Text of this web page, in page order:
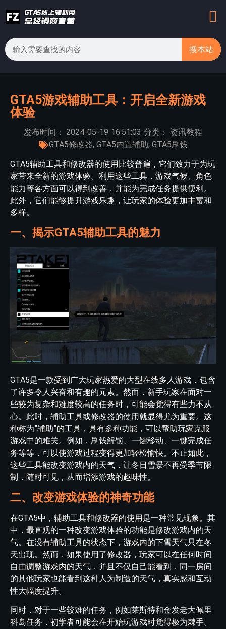
搜本站
GTA5游戏辅助工具：开启全新游戏
体验
发布时间： 2024-05-19 16:51:03 分类：
资讯教程
GTA5修改器, GTA5内置辅助, GTA5刷钱
GTA5辅助工具和修改器的使用比较普遍，它们致力于为玩
家带来全新的游戏体验。利用这些工具，游戏气候、角色
能力等各方面可以得到改善，并能为完成任务提供便利。
此外，它们能够提升游戏乐趣，让玩家的体验更加丰富和
多样。
一、揭示GTA5辅助工具的魅力
GTA5是一款受到广大玩家热爱的大型在线多人游戏，包含
了许多令人兴奋和有趣的元素。然而，新手玩家在面对一
些较为复杂和难度较高的任务时，可能会觉得有些力不从
心。此时，辅助工具或修改器的使用就显得尤为重要。这
种称为”辅助”的工具，具有多种功能，可以帮助玩家克服
游戏中的难关。例如，刷钱解锁、一键移动、一键完成任
务等等，可以使游戏过程变得更加轻松愉快。不止如此，
这些工具能改变游戏内的天气，让冬日雪景不再受季节限
制，随时可见，从而增添游戏的趣味性。
二、改变游戏体验的神奇功能
在GTA5中，辅助工具和修改器的使用是一种常见现象。其
中，最直观的一种改变游戏体验的功能是修改游戏内的天
气。在没有辅助工具的状态下，游戏内的下雪天气只在冬
天出现。然而，如果使用了修改器，玩家可以在任何时间
自由调整游戏内的天气，并且不仅自己能看到，同一房间
的其他玩家也能看到这种人为制造的天气，真实感和互动
性大幅度提升。
同时，对于一些较难的任务，例如莱斯特和金发老大佩里
科岛任务，初学者可能会在开始玩游戏时觉得极为棘手。